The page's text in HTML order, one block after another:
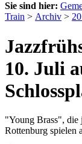
Sie sind hier:
Train > Archiv >
10. Juli
"Young Brass", die
Rottenburg spielen